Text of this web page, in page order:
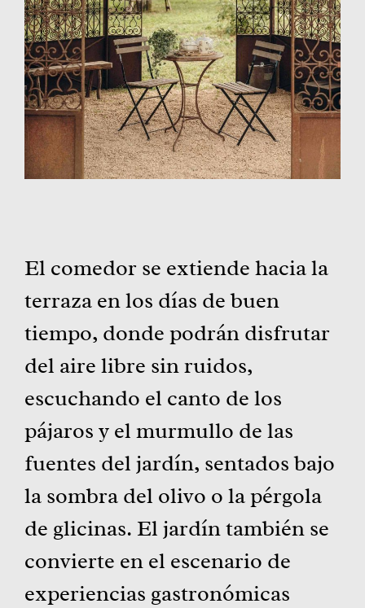
El comedor se extiende hacia la
terraza en los días de buen
tiempo, donde podrán disfrutar
del aire libre sin ruidos,
escuchando el canto de los
pájaros y el murmullo de las
fuentes del jardín, sentados bajo
la sombra del olivo o la pérgola
de glicinas. El jardín también se
convierte en el escenario de
experiencias gastronómicas